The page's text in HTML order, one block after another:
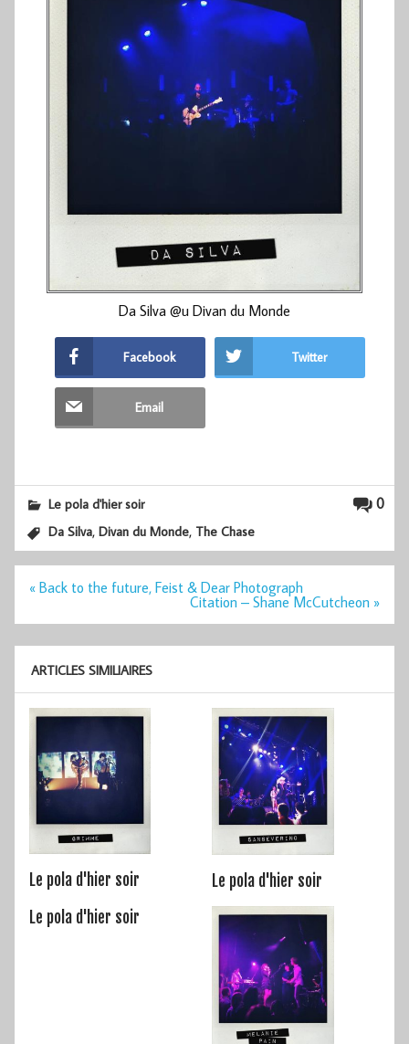
Da Silva @u Divan du Monde
Facebook Twitter
Email
0
Le pola d'hier soir
Da Silva,Divan du Monde, The Chase
Navigation
« Back to the future, Feist & Dear Photograph
Citation – Shane McCutcheon »
ARTICLES SIMILIAIRES
Le pola d'hier soir
Le pola d'hier soir
Le pola d'hier soir